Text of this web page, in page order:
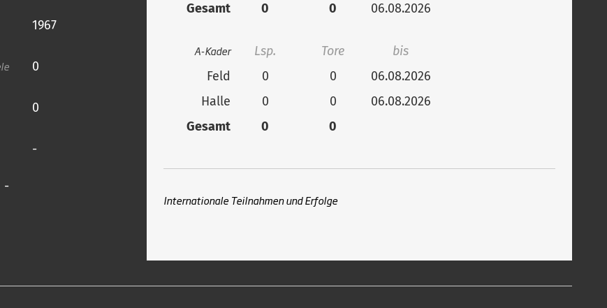
1967
0
0
-
-
Gesamt
0 0 06.08.2026
A-Kader Lsp. Tore
bis
Feld
0 0
06.08.2026
Halle
0 0
06.08.2026
Gesamt
0 0
Internationale Teilnahmen und Erfolge